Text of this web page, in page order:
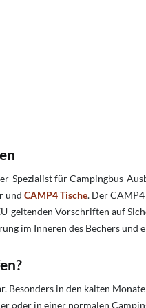
Spezialist für Campingbus-
und CAMP4 Tische. Der
geltenden Vorschriften auf
im Inneren des Bechers
Besonders in den kalten
in einer normalen